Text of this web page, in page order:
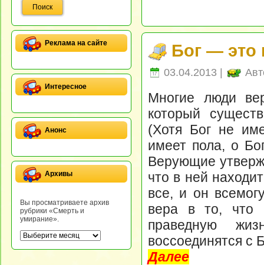
Реклама на сайте
Интересное
Анонс
Архивы
Вы просматриваете архив
рубрики «Смерть и
умирание».
Бог — это
03.04.2013 |
Многие люди
который
(Хотя Бог не
имеет пола, о
Верующие
что в ней
все, и он
вера в то, что
праведную
воссоединятся с
Далее